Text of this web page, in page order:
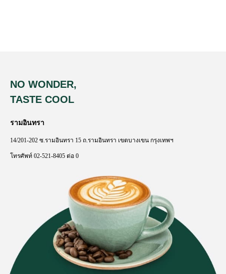
NO WONDER,
TASTE COOL
รามอินทรา
14/201-202 ซ.รามอินทรา 15 ถ.รามอินทรา เขตบางเขน กรุงเทพฯ
โทรศัพท์ 02-521-8405 ต่อ 0